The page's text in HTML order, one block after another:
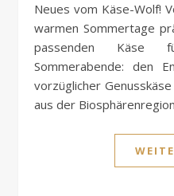
Neues vom Käse-Wolf! Vor lauter Vorfreude auf die
warmen Sommertage
passenden Käse
Sommerabende: den
vorzüglicher
aus der